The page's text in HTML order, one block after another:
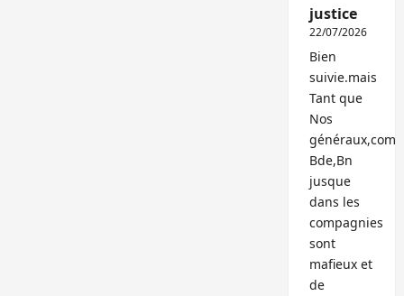
justice
22/07/2026
Bien
suivie.mais
Tant que
Nos
généraux,com
Bde,Bn
jusque
dans les
compagnies
sont
mafieux et
de